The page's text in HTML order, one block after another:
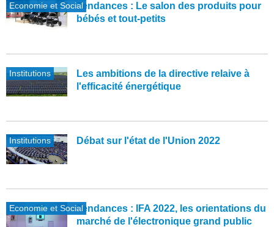
Economie et SocialTendances : Le salon des produits pour
bébés et tout-petits
Institutions
Les ambitions de la directive relaive à
l'efficacité énergétique
Institutions Débat sur l'état de l'Union 2022
Economie et SocialTendances : IFA 2022, les orientations du
marché de l'électronique grand public